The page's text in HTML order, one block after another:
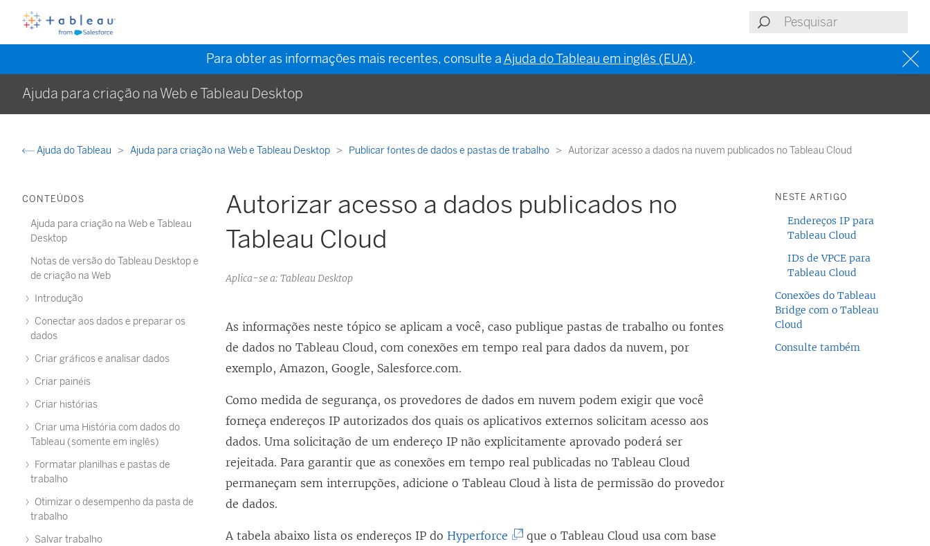
Para obter as informações mais recentes, consulte aAjuda do Tableau em inglês (EUA).
Ajuda para criação na Web e Tableau Desktop
Ajuda do Tableau Ajuda para criação na Web e Tableau Desktop Publicar fontes de dados e pastas de trabalho Autorizar acesso a dados na nuvem publicados no Tableau Cloud
CONTEÚDOS
Ajuda para criação na Web e Tableau
Desktop
Notas de versão do Tableau Desktop e
de criação na Web
Introdução
Conectar aos dados e preparar os
dados
Criar gráficos e analisar dados
Criar painéis
Criar histórias
Criar uma História com dados do
Tableau (somente em inglês)
Formatar planilhas e pastas de
trabalho
Otimizar o desempenho da pasta de
trabalho
Salvar trabalho
Autorizar acesso a dados publicados no
Tableau Cloud
Aplica-se a: Tableau Desktop
As informações neste tópico se aplicam a você, caso publique pastas de trabalho ou fontes
de dados noTableau Cloud, com conexões em tempo real para dados da nuvem, por
exemplo, Amazon, Google, Salesforce.com.
Como medida de segurança, os provedores de dados em nuvem podem exigir que você
forneça endereços IP autorizados dos quais os aplicativos externos solicitam acesso aos
dados. Uma solicitação de um endereço IP não explicitamente aprovado poderá ser
rejeitada. Para garantir que as conexões em tempo real publicadas no Tableau Cloud
permaneçam sem interrupções, adicione o Tableau Cloud à lista de permissão do provedor
de dados.
A tabela abaixo lista os endereços IP doHyperforce (
que o Tableau Cloud usa com base
NESTE ARTIGO
Endereços IP para
Tableau Cloud
IDs de VPCE para
Tableau Cloud
Conexões do Tableau
Bridge com o Tableau
Cloud
Consulte também